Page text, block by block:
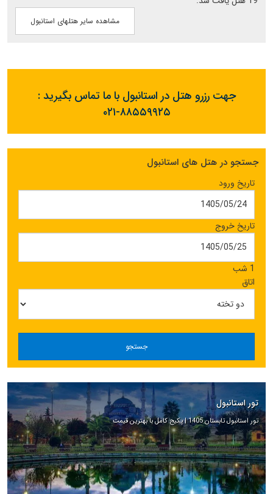
مشاهده سایر هتلهای استانبول
جهت رزرو هتل در استانبول با ما تماس بگیرید :
۰۲۱-۸۸۵۵۹۹۲۵
جستجو در هتل های استانبول
تاریخ ورود
تاریخ خروج
1 شب
اتاق
جستجو
تور استانبول
تور استانبول تابستان 1405 | پکیج کامل با بهترین قیمت